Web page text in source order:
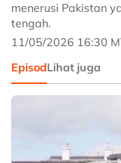
menerusi Pakistan
tengah.
11/05/2026 16:30
EpisodLihat juga